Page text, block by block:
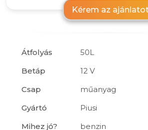
Kérem az
Átfolyás
50L
Betáp
12 V
Csap
műanyag
Gyártó
Piusi
Mihez jó?
benzin